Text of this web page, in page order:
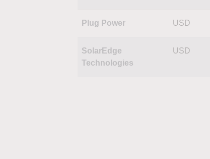
Plug Power USD
SolarEdge
Technologies
USD